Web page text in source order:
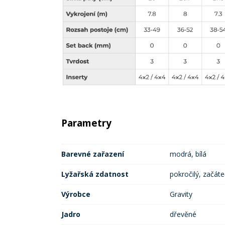
Parametry
Barevné zařazení modrá, bílá
Lyžařská zdatnost pokročilý,
Výrobce Gravity
Jadro dřevěné